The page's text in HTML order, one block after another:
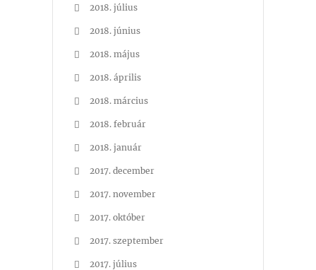
2018. július
2018. június
2018. május
2018. április
2018. március
2018. február
2018. január
2017. december
2017. november
2017. október
2017. szeptember
2017. július